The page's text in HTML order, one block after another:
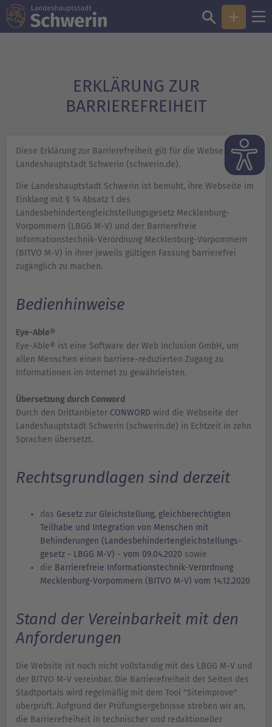
ERKLÄRUNG ZUR
BARRIEREFREIHEIT
Diese Erklärung zur Barrierefreiheit gilt für die Webseite der
Landeshauptstadt Schwerin (schwerin.de).
Die Landeshauptstadt Schwerin ist bemüht, ihre Webseite im
Einklang mit § 14 Absatz 1 des
Landesbehindertengleichstellungsgesetz Mecklenburg-
Vorpommern (LBGG M-V) und der Barrierefreie
Informationstechnik-Verordnung Mecklenburg-Vorpommern
(BITVO M-V) in ihrer jeweils gültigen Fassung barrierefrei
zugänglich zu machen.
Bedienhinweise
Eye-Able®
Eye-Able® ist eine Software der Web Inclusion GmbH, um
allen Menschen einen barriere-reduzierten Zugang zu
Informationen im Internet zu gewährleisten.
Übersetzung durch Conword
Durch den Drittanbieter CONWORD wird die Webseite der
Landeshauptstadt Schwerin (schwerin.de) in Echtzeit in zehn
Sprachen übersetzt.
Rechtsgrundlagen sind derzeit
das Gesetz zur Gleichstellung, gleichberechtigten
Teilhabe und Integration von Menschen mit
Behinderungen (Landes­behinderten­gleich­stellungs­
gesetz - LBGG M-V) - vom 09.04.2020 sowie
die Barrierefreie Informationstechnik-Verordnung
Mecklenburg-Vorpommern (BITVO M-V) vom 14.12.2020
Stand der Vereinbarkeit mit den
Anforderungen
Die Website ist noch nicht vollständig mit des LBGG M-V und
der BITVO M-V vereinbar. Die Barrierefreiheit der Seiten des
Stadtportals wird regelmäßig mit dem Tool "Siteimprove"
überprüft. Aufgrund der Prüfungsergebnisse streben wir an,
die Barrierefreiheit in technischer und redaktioneller